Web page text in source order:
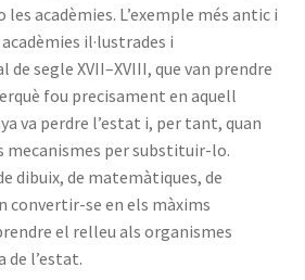
acadèmies. L’exemple més antic i
il·lustrades i
de segle XVII–XVIII, que van prendre
fou precisament en aquell
va perdre l’estat i, per tant, quan
mecanismes per substituir-lo.
dibuix, de matemàtiques, de
convertir-se en els màxims
el relleu als organismes
de l’estat.